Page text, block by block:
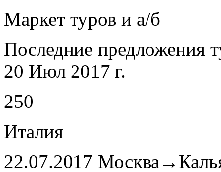
Маркет туров и а/б
Последние предложения
20 Июл 2017 г.
250
Италия
22.07.2017